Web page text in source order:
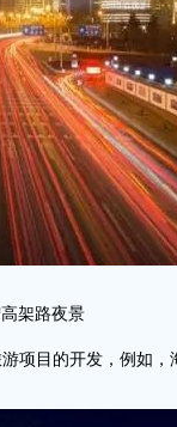
架路夜景
项目的开发，例如，